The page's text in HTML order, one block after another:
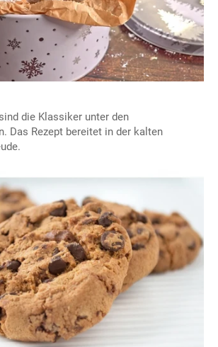
die Klassiker unter den
Das Rezept bereitet in der kalten